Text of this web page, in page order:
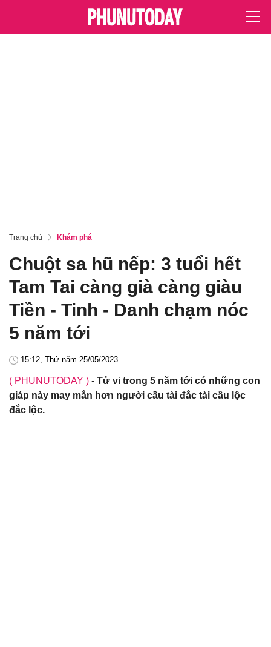
Trang chủ Khám phá
Chuột sa hũ nếp: 3 tuổi hết
Tam Tai càng già càng giàu
Tiền - Tinh - Danh chạm nóc
5 năm tới
15:12, Thứ năm 25/05/2023
( PHUNUTODAY ) - Tử vi trong 5 năm tới có những con
giáp này may mắn hơn người cầu tài đắc tài cầu lộc
đắc lộc.